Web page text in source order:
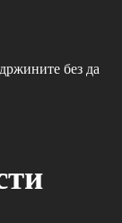
без да